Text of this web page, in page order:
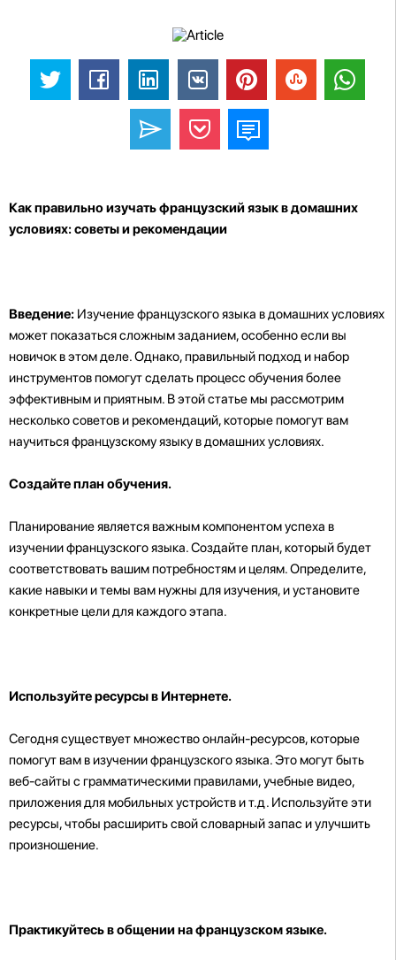
Как правильно изучать французский язык в домашних
условиях: советы и рекомендации
Введение: Изучение французского языка в домашних условиях
может показаться сложным заданием, особенно если вы
новичок в этом деле. Однако, правильный подход и набор
инструментов помогут сделать процесс обучения более
эффективным и приятным. В этой статье мы рассмотрим
несколько советов и рекомендаций, которые помогут вам
научиться французскому языку в домашних условиях.
Создайте план обучения.
Планирование является важным компонентом успеха в
изучении французского языка. Создайте план, который будет
соответствовать вашим потребностям и целям. Определите,
какие навыки и темы вам нужны для изучения, и установите
конкретные цели для каждого этапа.
Используйте ресурсы в Интернете.
Сегодня существует множество онлайн-ресурсов, которые
помогут вам в изучении французского языка. Это могут быть
веб-сайты с грамматическими правилами, учебные видео,
приложения для мобильных устройств и т.д. Используйте эти
ресурсы, чтобы расширить свой словарный запас и улучшить
произношение.
Практикуйтесь в общении на французском языке.